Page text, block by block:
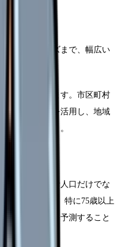
ら介護ニーズまで、幅広い
測を確認します。市区町村
業計画などを活用し、地域
握しましょう。
現在の高齢者人口だけでな
標となります。特に75歳以上
入居ニーズを予測すること